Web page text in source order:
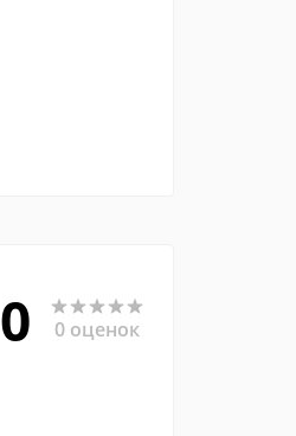
0 0 оценок